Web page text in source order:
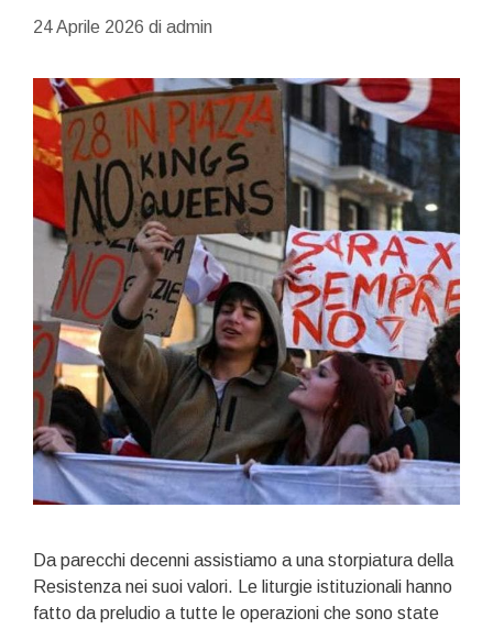
24 Aprile 2026 di admin
Da parecchi decenni assistiamo a una storpiatura della
Resistenza nei suoi valori. Le liturgie istituzionali hanno
fatto da preludio a tutte le operazioni che sono state